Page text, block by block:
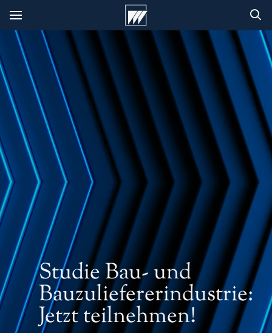
Studie Bau- und
Bauzuliefererindustrie:
Jetzt teilnehmen!